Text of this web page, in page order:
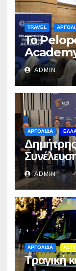
TRAVEL
Το
ADMIN
ΑΡΓΟΛΙΔΑ
ADMIN
ΑΡΓΟΛΙΔΑ
Τραγική